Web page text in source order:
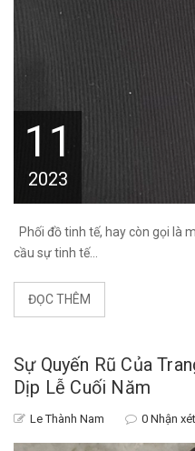
11
2023
Phối đồ tinh tế, hay còn gọi là
cầu sự tinh tế...
ĐỌC THÊM
Sự Quyến Rũ Của
Dịp Lễ Cuối Năm
Le Thành Nam 0 Nhận xét